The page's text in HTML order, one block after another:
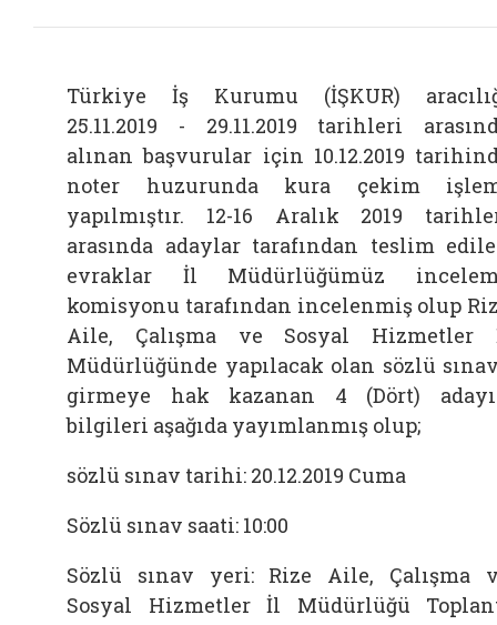
Türkiye İş Kurumu (İŞKUR)
25.11.2019 - 29.11.2019 tarihleri
alınan başvurular için 10.12.2019
noter huzurunda kura çekim
yapılmıştır. 12-16 Aralık 2019
arasında adaylar tarafından teslim
evraklar İl Müdürlüğümüz
komisyonu tarafından incelenmiş olup
Aile, Çalışma ve Sosyal Hizmetler
Müdürlüğünde yapılacak olan sözlü
girmeye hak kazanan 4 (Dört)
bilgileri aşağıda yayımlanmış olup;
sözlü sınav tarihi: 20.12.2019 Cuma
Sözlü sınav saati: 10:00
Sözlü sınav yeri: Rize Aile, Çalışma
Sosyal Hizmetler İl Müdürlüğü